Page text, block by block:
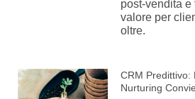
post-vendita e
valore per
oltre.
CRM Predittivo:
Nurturing